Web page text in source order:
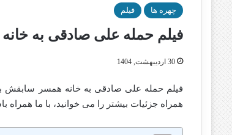
چهره ها فیلم
فیلم حمله علی صادقی به
30 اردیبهشت, 1404
فیلم حمله علی صادقی به خانه همسر سابقش
همراه جزئیات بیشتر را می خوانید، با ما همراه